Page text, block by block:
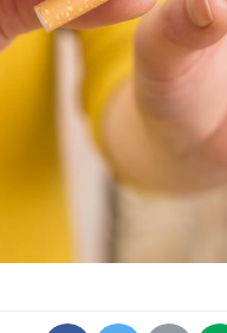
Le
lecture ?
Mordue par
vacances, elle
le coma